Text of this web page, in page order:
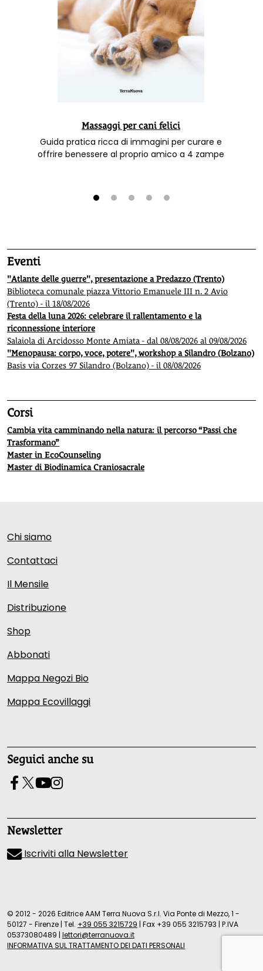
Massaggi per cani felici
Guida pratica ricca di immagini per curare e
offrire benessere al proprio amico a 4 zampe
Eventi
"Atlante delle guerre", presentazione a Predazzo (Trento)
Biblioteca comunale piazza Vittorio Emanuele III n. 2 Avio
(Trento) - il 18/08/2026
Festa della luna 2026: celebrare il rallentamento e la
riconnessione interiore
Salaiola di Arcidosso Monte Amiata - dal 08/08/2026 al 09/08/2026
"Menopausa: corpo, voce, potere", workshop a Silandro (Bolzano)
Basis via Corzes 97 Silandro (Bolzano) - il 08/08/2026
Corsi
Cambia vita camminando nella natura: il percorso “Passi che
Trasformano”
Master in EcoCounseling
Master di Biodinamica Craniosacrale
Chi siamo
Contattaci
Il Mensile
Distribuzione
Shop
Abbonati
Mappa Negozi Bio
Mappa Ecovillaggi
Seguici anche su
Newsletter
Iscriviti alla Newsletter
© 2012 - 2026 Editrice AAM Terra Nuova S.r.l. Via Ponte di Mezzo, 1 -
50127 - Firenze | Tel. +39 055 3215729 | Fax +39 055 3215793 | P.IVA
05373080489 | lettori@terranuova.it
INFORMATIVA SUL TRATTAMENTO DEI DATI PERSONALI